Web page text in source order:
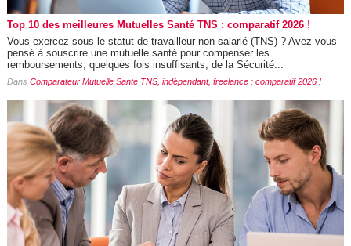
Top 10 des meilleures Mutuelles Santé TNS : comparatif 2026 !
Vous exercez sous le statut de travailleur non salarié (TNS) ? Avez-vous
pensé à souscrire une mutuelle santé pour compenser les
remboursements, quelques fois insuffisants, de la Sécurité...
Dans Comparateur Mutuelle Santé TNS, indépendant, freelance : comparatif 2026 !